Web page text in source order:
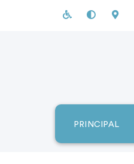
PRINCIPAL